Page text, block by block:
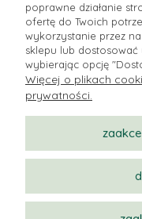
poprawne działanie
ofertę do Twoich
wykorzystanie przez
sklepu lub
wybierając opcję
Więcej o plikach
prywatności.